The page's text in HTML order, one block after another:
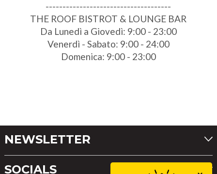
-------------------------------------
THE ROOF BISTROT & LOUNGE BAR
Da Lunedì a Giovedì: 9:00 - 23:00
Venerdì - Sabato: 9:00 - 24:00
Domenica: 9:00 - 23:00
NEWSLETTER
SOCIALS